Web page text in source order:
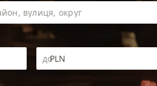
PLN